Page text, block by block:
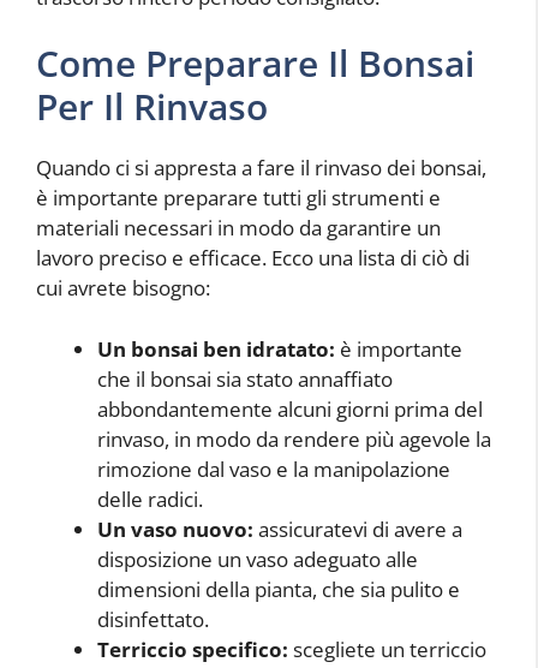
Come Preparare Il Bonsai
Per Il Rinvaso
Quando ci si appresta a fare il rinvaso dei bonsai,
è importante preparare tutti gli strumenti e
materiali necessari in modo da garantire un
lavoro preciso e efficace. Ecco una lista di ciò di
cui avrete bisogno:
Un bonsai ben idratato: è importante
che il bonsai sia stato annaffiato
abbondantemente alcuni giorni prima del
rinvaso, in modo da rendere più agevole la
rimozione dal vaso e la manipolazione
delle radici.
Un vaso nuovo: assicuratevi di avere a
disposizione un vaso adeguato alle
dimensioni della pianta, che sia pulito e
disinfettato.
Terriccio specifico: scegliete un terriccio